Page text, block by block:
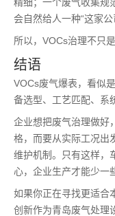
会自然给人一种“这家公
所以，VOCs治理不只
结语
VOCs废气爆表，看似
备选型、工艺匹配、系
企业想把废气治理做好
格，而要从实际工况出
维护机制。只有这样，
心，企业生产才能少一
如果你正在寻找更适合
创新作为青岛废气处理